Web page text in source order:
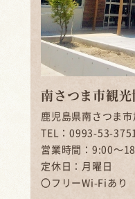
南さつま市観光
鹿児島県南さつま
TEL：0993-53-
営業時間：9:00～
定休日：月曜日
〇フリーWi-Fiあり